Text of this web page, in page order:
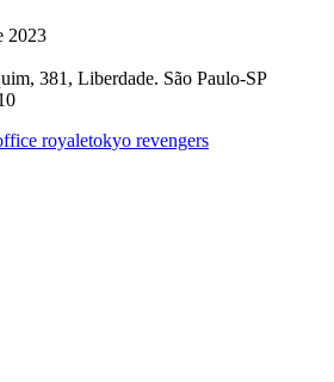
2023
381, Liberdade. São Paulo-SP
royaletokyo revengers